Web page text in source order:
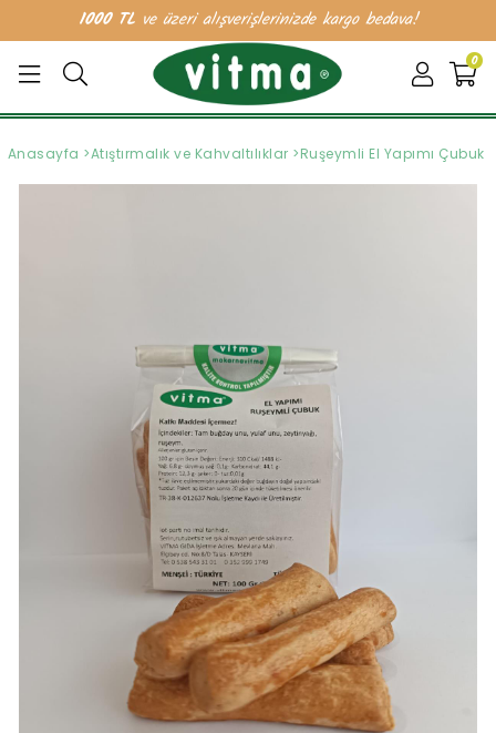
1000 TLve üzeri alışverişlerinizde kargo bedava!
0
Anasayfa >Atıştırmalık ve Kahvaltılıklar >Ruşeymli El Yapımı Çubuk